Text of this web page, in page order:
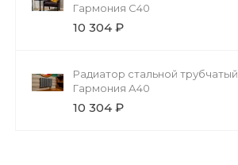
Гармония С40
10 304 ₽
Радиатор стальной
Гармония А40
10 304 ₽